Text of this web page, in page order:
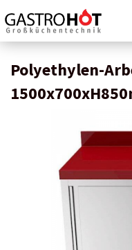
Polyethylen-